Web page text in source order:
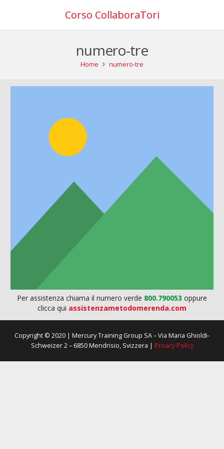
Corso CollaboraTori
numero-tre
Home numero-tre
Per assistenza chiama il numero verde 800.790053 oppure
clicca qui assistenzametodomerenda.com
Copyright © 2020 | Mercury Training Group SA – Via Maria Ghioldi-
Schweizer 2 – 6850 Mendrisio, Svizzera | Privacy Policy